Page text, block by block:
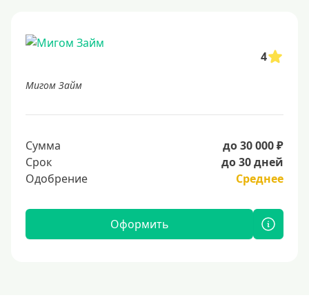
4
Мигом Займ
Сумма
до 30 000 ₽
Срок
до 30 дней
Одобрение
Среднее
Оформить